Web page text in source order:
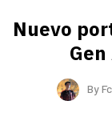
Nuevo
By